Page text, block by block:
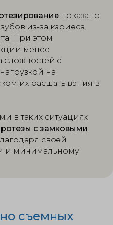
показано
из-за кариеса,
При этом
менее
сложностей с
на
их расшатывания в
в таких ситуациях
с замковыми
своей
и минимальному
съемных